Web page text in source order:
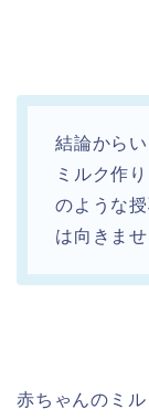
結論から
ミルク作
のような
は向きませ
赤ちゃんのミ